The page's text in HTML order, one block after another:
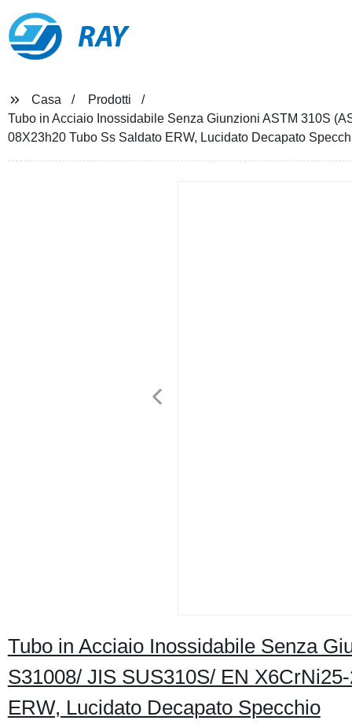
RAY
Casa
Prodotti
Tubo in Acciaio Inossidabile Senza Giunzioni ASTM 310S
08X23h20 Tubo Ss Saldato ERW, Lucidato Decapato
Tubo in Acciaio Inossidabile Senza
S31008/ JIS SUS310S/ EN
ERW, Lucidato Decapato Specchio